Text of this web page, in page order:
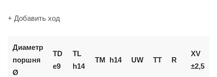
+ Добавить ход
Диаметр
поршня
Ø
TD
e9
TL
h14
TM h14 UW TT R
XV
±2,5